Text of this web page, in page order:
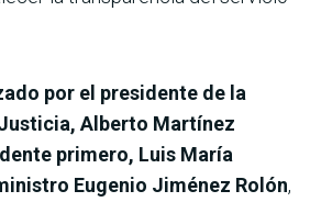
por el presidente de la
Alberto Martínez
primero, Luis María
Eugenio Jiménez Rolón,